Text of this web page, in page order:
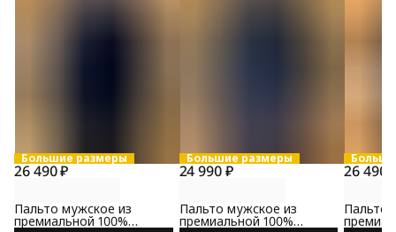
Большие размеры
26 490 ₽
Пальто мужское из
премиальной 100%
Большие размеры
24 990 ₽
Пальто мужское из
премиальной 100%
26 490
Пальто